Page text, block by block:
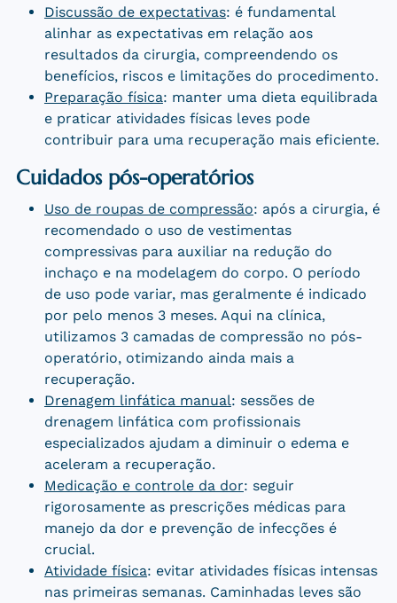
Discussão de expectativas: é fundamental
alinhar as expectativas em relação aos
resultados da cirurgia, compreendendo os
benefícios, riscos e limitações do procedimento.
Preparação física: manter uma dieta equilibrada
e praticar atividades físicas leves pode
contribuir para uma recuperação mais eficiente.
Cuidados pós-operatórios
Uso de roupas de compressão: após a cirurgia, é
recomendado o uso de vestimentas
compressivas para auxiliar na redução do
inchaço e na modelagem do corpo. O período
de uso pode variar, mas geralmente é indicado
por pelo menos 3 meses. Aqui na clínica,
utilizamos 3 camadas de compressão no pós-
operatório, otimizando ainda mais a
recuperação.
Drenagem linfática manual: sessões de
drenagem linfática com profissionais
especializados ajudam a diminuir o edema e
aceleram a recuperação.
Medicação e controle da dor: seguir
rigorosamente as prescrições médicas para
manejo da dor e prevenção de infecções é
crucial.
Atividade física: evitar atividades físicas intensas
nas primeiras semanas. Caminhadas leves são